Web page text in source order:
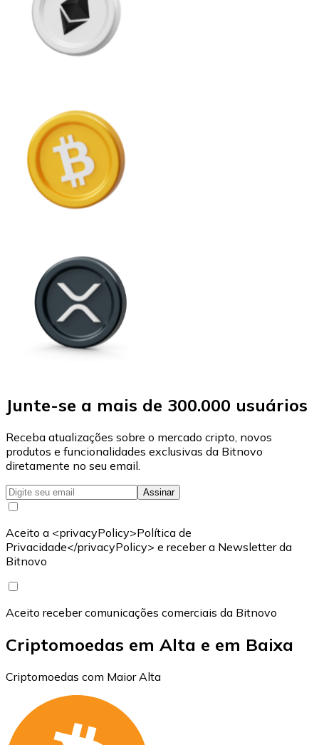
Junte-se a mais de 300.000 usuários
Receba atualizações sobre o mercado cripto, novos
produtos e funcionalidades exclusivas da Bitnovo
diretamente no seu email.
Assinar
Aceito a <privacyPolicy>Política de
Privacidade</privacyPolicy> e receber a Newsletter da
Bitnovo
Aceito receber comunicações comerciais da Bitnovo
Criptomoedas em Alta e em Baixa
Criptomoedas com Maior Alta